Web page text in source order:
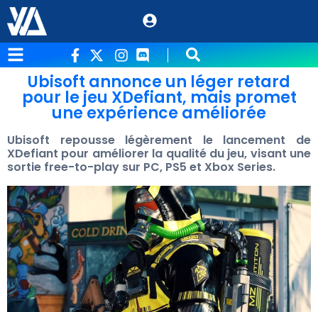
Ubisoft annonce un léger retard
pour le jeu XDefiant, mais promet
une expérience améliorée
Ubisoft repousse légèrement le lancement de
XDefiant pour améliorer la qualité du jeu, visant une
sortie free-to-play sur PC, PS5 et Xbox Series.